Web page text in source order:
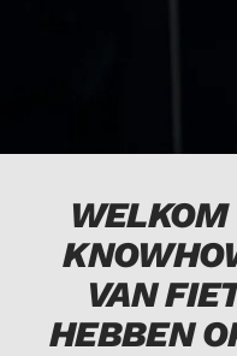
VAN
HEBBEN